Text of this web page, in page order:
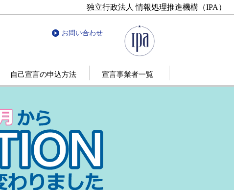
独立行政法人 情報処理推進機構（IPA）
お問い合わせ
自己宣言の申込方法 宣言事業者一覧